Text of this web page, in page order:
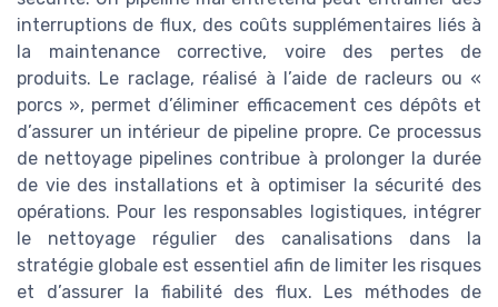
interruptions de flux, des coûts supplémentaires liés à
la maintenance corrective, voire des pertes de
produits. Le raclage, réalisé à l’aide de racleurs ou «
porcs », permet d’éliminer efficacement ces dépôts et
d’assurer un intérieur de pipeline propre. Ce processus
de nettoyage pipelines contribue à prolonger la durée
de vie des installations et à optimiser la sécurité des
opérations. Pour les responsables logistiques, intégrer
le nettoyage régulier des canalisations dans la
stratégie globale est essentiel afin de limiter les risques
et d’assurer la fiabilité des flux. Les méthodes de